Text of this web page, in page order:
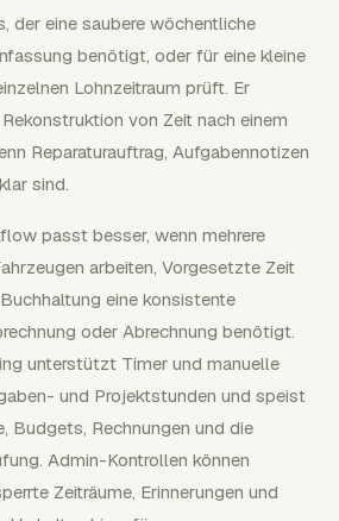
der eine saubere wöchentliche
benötigt, oder für eine kleine
Lohnzeitraum prüft. Er
von Zeit nach einem
Reparaturauftrag, Aufgabennotizen
sind.
passt besser, wenn mehrere
arbeiten, Vorgesetzte Zeit
eine konsistente
oder Abrechnung benötigt.
unterstützt Timer und manuelle
und Projektstunden und speist
Budgets, Rechnungen und die
Admin-Kontrollen können
Zeiträume, Erinnerungen und